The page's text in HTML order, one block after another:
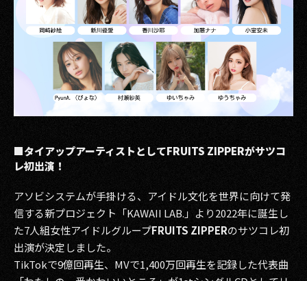
■タイアップアーティストとしてFRUITS ZIPPERがサツコ
レ初出演！
アソビシステムが手掛ける、アイドル文化を世界に向けて発
信する新プロジェクト「KAWAII LAB.」より2022年に誕生し
た7人組女性アイドルグループFRUITS ZIPPERのサツコレ初
出演が決定しました。
TikTokで9億回再生、MVで1,400万回再生を記録した代表曲